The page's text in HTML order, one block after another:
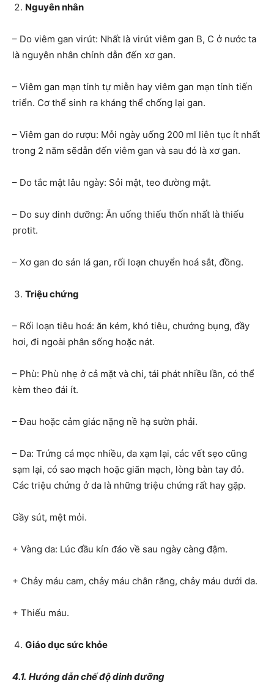
Nguyên nhân
– Do viêm gan virút: Nhất là virút viêm gan B, C ở nước ta
là nguyên nhân chính dẫn đến xơ gan.
– Viêm gan mạn tính tự miễn hay viêm gan mạn tính tiến
triển. Cơ thể sinh ra kháng thể chống lại gan.
– Viêm gan do rượu: Mỗi ngày uống 200 ml liên tục ít nhất
trong 2 năm sẽdẫn đến viêm gan và sau đó là xơ gan.
– Do tắc mật lâu ngày: Sỏi mật, teo đường mật.
– Do suy dinh dưỡng: Ăn uống thiếu thốn nhất là thiếu
protit.
– Xơ gan do sán lá gan, rối loạn chuyển hoá sắt, đồng.
Triệu chứng
– Rối loạn tiêu hoá: ăn kém, khó tiêu, chướng bụng, đầy
hơi, đi ngoài phân sống hoặc nát.
– Phù: Phù nhẹ ở cả mặt và chi, tái phát nhiều lần, có thể
kèm theo đái ít.
– Đau hoặc cảm giác nặng nề hạ sườn phải.
– Da: Trứng cá mọc nhiều, da xạm lại, các vết sẹo cũng
sạm lại, có sao mạch hoặc giãn mạch, lòng bàn tay đỏ.
Các triệu chứng ở da là những triệu chứng rất hay gặp.
Gầy sút, mệt mỏi.
+ Vàng da: Lúc đầu kín đáo về sau ngày càng đậm.
+ Chảy máu cam, chảy máu chân răng, chảy máu dưới da.
+ Thiếu máu.
Giáo dục sức khỏe
4.1. Hướng dẫn chế độ dinh dưỡng